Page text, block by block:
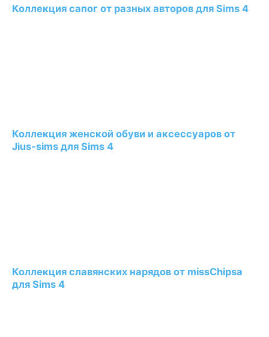
Коллекция сапог от разных авторов для Sims 4
Коллекция женской обуви и аксессуаров от
Jius-sims для Sims 4
Коллекция славянских нарядов от missChipsa
для Sims 4